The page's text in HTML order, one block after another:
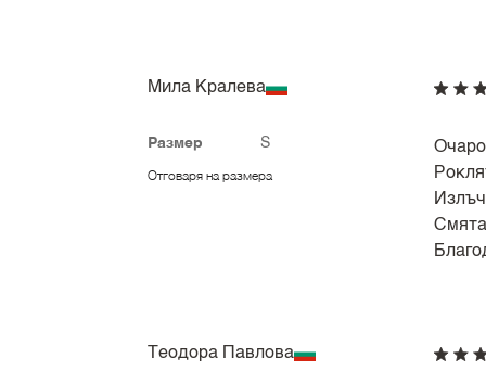
Мила Кралева
Размер S
Отговаря на размера
Теодора Павлова